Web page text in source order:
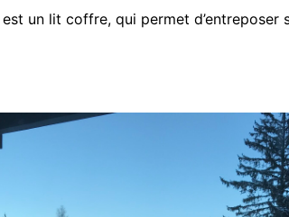
un lit coffre, qui permet d’entreposer